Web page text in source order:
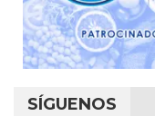
SÍGUENOS